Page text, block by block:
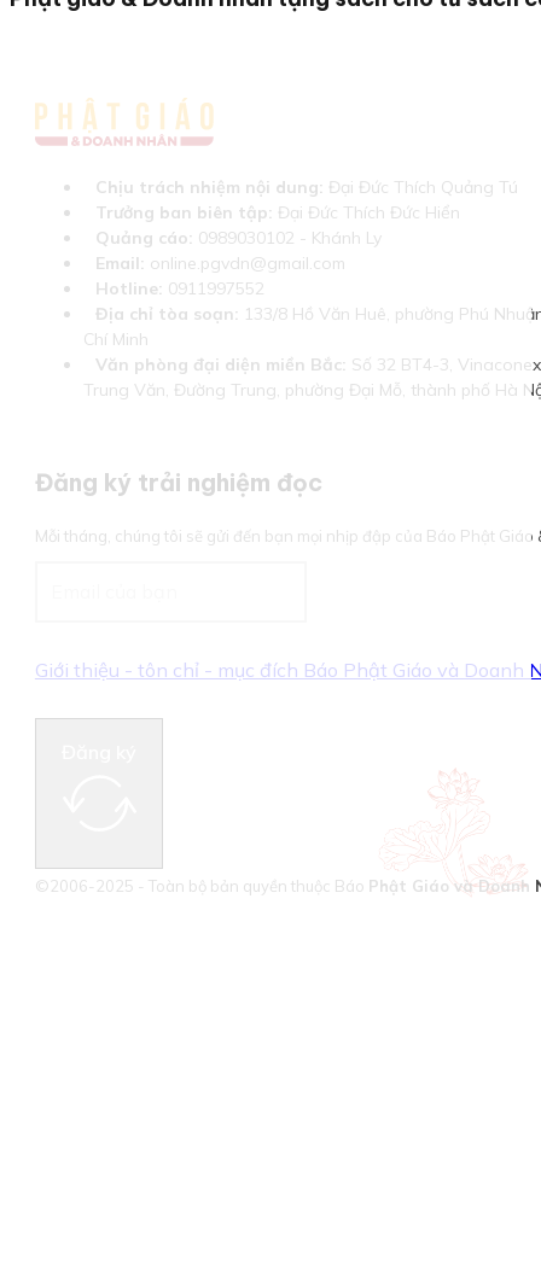
Chịu trách nhiệm nội dung: Đại Đức Thích Quảng Tú
Trưởng ban biên tập: Đại Đức Thích Đức Hiển
Quảng cáo: 0989030102 - Khánh Ly
Email: online.pgvdn@gmail.com
Hotline: 0911997552
Địa chỉ tòa soạn: 133/8 Hồ Văn Huê, phường Phú
Chí Minh
Văn phòng đại diện miền Bắc: Số 32 BT4-3,
Trung Văn, Đường Trung, phường Đại Mỗ, thành phố Hà
Đăng ký trải nghiệm đọc
Mỗi tháng, chúng tôi sẽ gửi đến bạn mọi nhịp đập của Báo Phật Giáo
Giới thiệu - tôn chỉ - mục đích Báo Phật Giáo và Doanh
©2006-2025 - Toàn bộ bản quyền thuộc Báo Phật Giáo và Doanh